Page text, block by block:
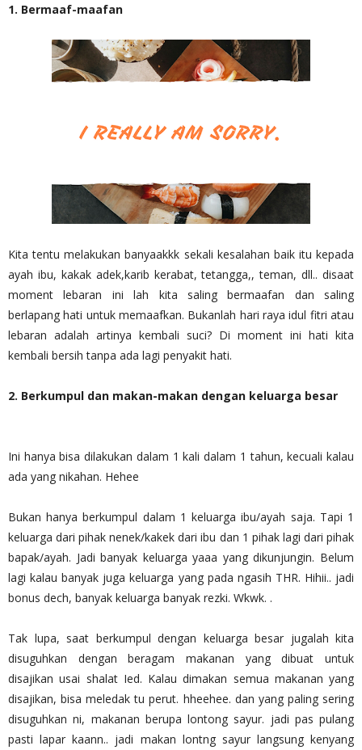
1. Bermaaf-maafan
Kita tentu melakukan banyaakkk sekali kesalahan baik itu kepada
ayah ibu, kakak adek,karib kerabat, tetangga,, teman, dll.. disaat
moment lebaran ini lah kita saling bermaafan dan saling
berlapang hati untuk memaafkan. Bukanlah hari raya idul fitri atau
lebaran adalah artinya kembali suci? Di moment ini hati kita
kembali bersih tanpa ada lagi penyakit hati.
2. Berkumpul dan makan-makan dengan keluarga besar
Ini hanya bisa dilakukan dalam 1 kali dalam 1 tahun, kecuali kalau
ada yang nikahan. Hehee
Bukan hanya berkumpul dalam 1 keluarga ibu/ayah saja. Tapi 1
keluarga dari pihak nenek/kakek dari ibu dan 1 pihak lagi dari pihak
bapak/ayah. Jadi banyak keluarga yaaa yang dikunjungin. Belum
lagi kalau banyak juga keluarga yang pada ngasih THR. Hihii.. jadi
bonus dech, banyak keluarga banyak rezki. Wkwk. .
Tak lupa, saat berkumpul dengan keluarga besar jugalah kita
disuguhkan dengan beragam makanan yang dibuat untuk
disajikan usai shalat Ied. Kalau dimakan semua makanan yang
disajikan, bisa meledak tu perut. hheehee. dan yang paling sering
disuguhkan ni, makanan berupa lontong sayur. jadi pas pulang
pasti lapar kaann.. jadi makan lontng sayur langsung kenyang